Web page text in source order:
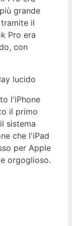
grande
il
Pro era
con
l'iPhone
il primo
sistema
che l'iPad
per Apple
orgoglioso.